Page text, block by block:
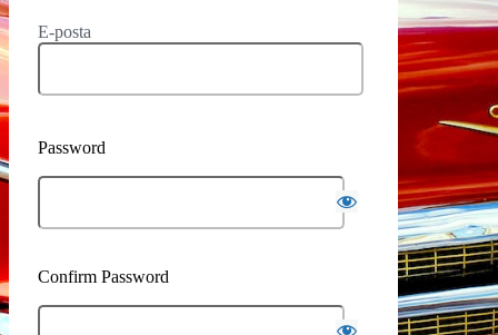
E-posta
Password
Confirm Password